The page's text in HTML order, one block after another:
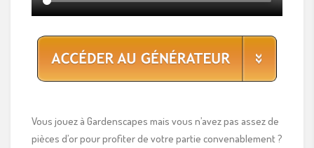
Vous jouez à Gardenscapes mais vous n’avez pas assez de
pièces d’or pour profiter de votre partie convenablement ?